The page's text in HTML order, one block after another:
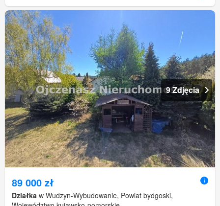
9 Zdjęcia
89 000 zł
Działka w Wudzyn-Wybudowanie, Powiat bydgoski,